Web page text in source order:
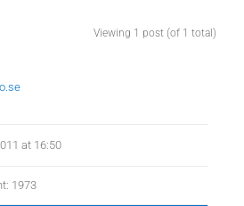
Viewing 1 post (of 1 total)
at 16:50
1973